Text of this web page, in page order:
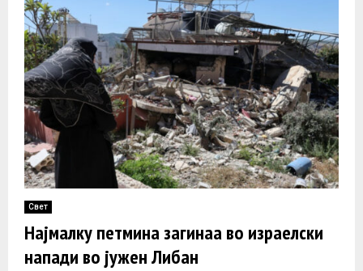
Свет
Најмалку петмина загинаа во израелски
напади во јужен Либан